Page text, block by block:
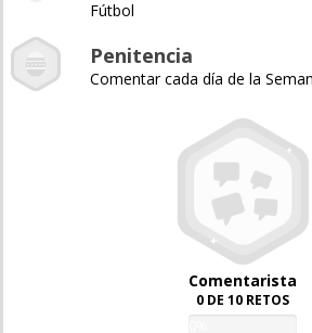
Fútbol
Penitencia
Comentar cada día de la
Comentarista
0 DE 10 RETOS